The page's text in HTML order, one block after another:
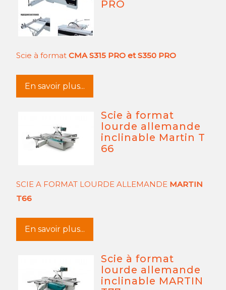
PRO
Scie à format CMA S315 PRO et S350 PRO
En savoir plus...
Scie à format
lourde allemande
inclinable Martin T
66
SCIE A FORMAT LOURDE ALLEMANDE MARTIN
T66
En savoir plus...
Scie à format
lourde allemande
inclinable MARTIN